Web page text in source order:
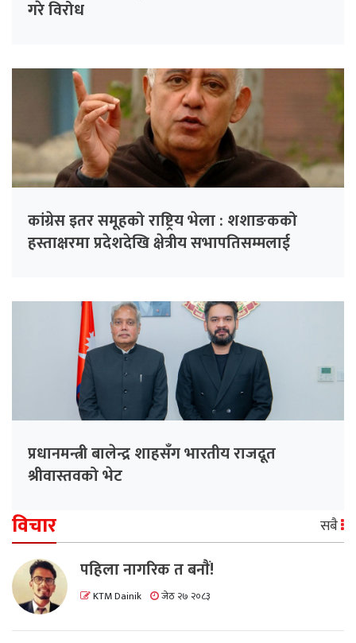
गरे विरोध
कांग्रेस इतर समूहको राष्ट्रिय भेला : शशाङकको
हस्ताक्षरमा प्रदेशदेखि क्षेत्रीय सभापतिसम्मलाई
प्रधानमन्त्री बालेन्द्र शाहसँग भारतीय राजदूत
श्रीवास्तवको भेट
विचार सबै
पहिला नागरिक त बनाैं!
KTM Dainik जेठ २७ २०८३